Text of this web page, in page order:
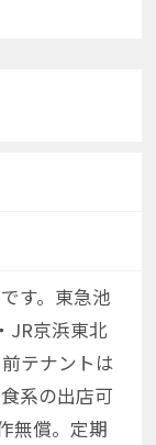
す。東急池
JR京浜東北
テナントは
系の出店可
無償。定期